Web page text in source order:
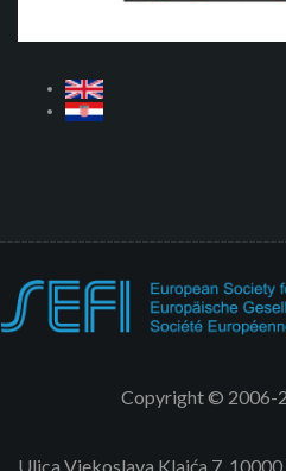
Copyright © 2006-
Ulica Vjekoslava Klaića 7,